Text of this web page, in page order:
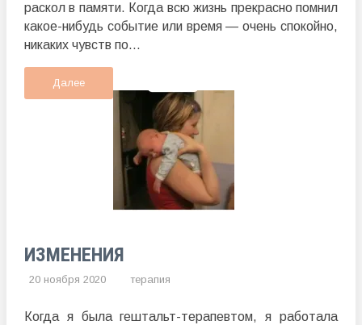
раскол в памяти. Когда всю жизнь прекрасно помнил
какое-нибудь событие или время — очень спокойно,
никаких чувств по...
Далее
ИЗМЕНЕНИЯ
20 ноября 2020 терапия
Когда я была гештальт-терапевтом, я работала